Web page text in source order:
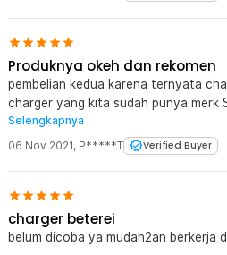
Produknya okeh dan rekomen
pembelian kedua karena ternyata
charger yang kita sudah punya
lama. Cepetan pake taffware ini dan
dah full gambar nya 4 bar....keren
Selengkapnya
06 Nov 2021, P*****T Verified Buyer
charger beterei
belum dicoba ya mudah2an berkerja